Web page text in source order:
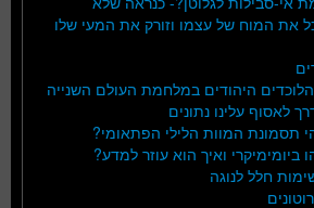
את המוח של עצמו וזורק את המעי שלו
היהודים במלחמת העולם השנייה
תסמונת המוות הלילי הפתאומי?
ואיך הוא עוזר למדע?
חלל לנוגה